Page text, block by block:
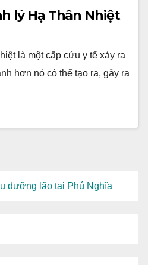
lý Hạ Thân Nhiệt
là một cấp cứu y tế xảy ra
hơn nó có thể tạo ra, gây ra